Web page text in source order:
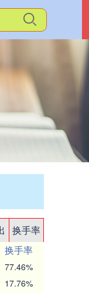
换手率
换手率
77.46%
17.76%